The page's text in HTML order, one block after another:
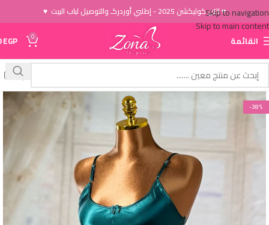
Skip to navigation
Skip to main content
♥ الاَن كوليكشن 2025 - إطلبي أوردركـ والتوصيل لباب البيت ♥
القائمة 0
EGP
-38%